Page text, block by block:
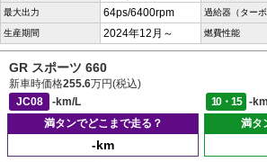
最大出力 64ps/6400rpm 過給器（ターボ
生産期間 2024年12月～ 燃費性能
GR スポーツ 660
新車時価格255.6万円(税込)
JC08
-km/L 10・15
-
満タンでどこまで走る？
-km
満タ